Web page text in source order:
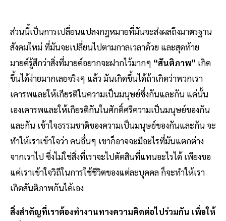
ส่วนนี้เป็นการเปลี่ยนแปลงกฎหมายที่มันจะส่งผลถึงมาตรฐาน
สังคมใหม่ ที่มันจะเปลี่ยนไปตามกาลเวลาด้วย และสุดท้าย
มายด์รู้สึกว่าสิ่งที่มายด์อยากจะฝากไว้มากๆ “สันติภาพ” เกิด
ขึ้นได้ง่ายมากเลยจริงๆ แล้ว มันเกิดขึ้นได้ถ้าเกิดว่าพวกเรา
เคารพและให้เกียรติในความเป็นมนุษย์ซึ่งกันและกัน แค่นั้น
เองเคารพและให้เกียรติกันในศักดิ์ศรีความเป็นมนุษย์ของกัน
และกัน เข้าใจธรรมชาติของความเป็นมนุษย์ของกันและกัน จะ
ทำให้เราเข้าใจว่า คนอื่นๆ เขาก็อาจจะมีอะไรที่มันแตกต่าง
จากเราไป ซึ่งไม่ใช่สิ่งที่เราจะไปตัดสินที่แทนอะไรได้ เพียงขอ
แค่เราเข้าใจวิถีในการใช้ชีวิตของแต่ละบุคคล ก็จะทำให้เรา
เกิดสันติภาพกันได้เอง
สิ่งสำคัญที่เราต้องทำงานทางความคิดต่อไปร่วมกัน เพื่อให้